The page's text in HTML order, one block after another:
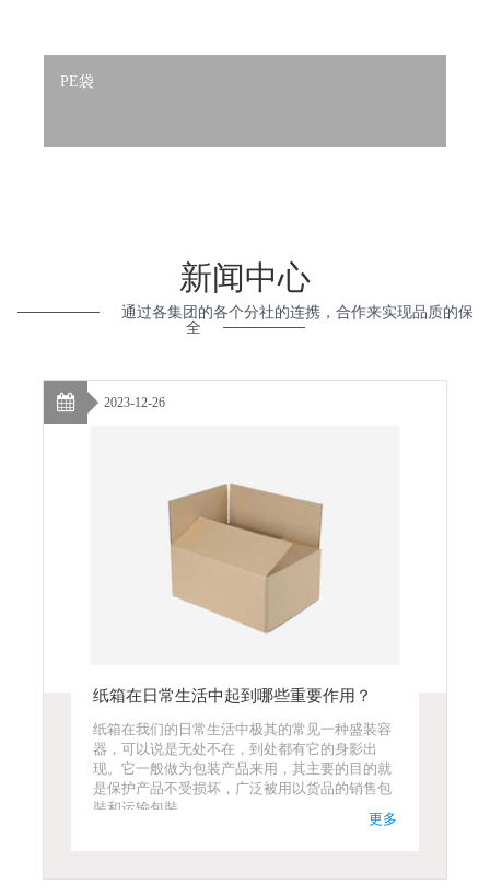
PE袋
新闻中心
通过各集团的各个分社的连携，合作来实现品质的保
全
2023-12-26
纸箱在日常生活中起到哪些重要作用？
纸箱在我们的日常生活中极其的常见一种盛装容
器，可以说是无处不在，到处都有它的身影出
现。它一般做为包装产品来用，其主要的目的就
是保护产品不受损坏，广泛被用以货品的销售包
裝和运输包裝。
更多